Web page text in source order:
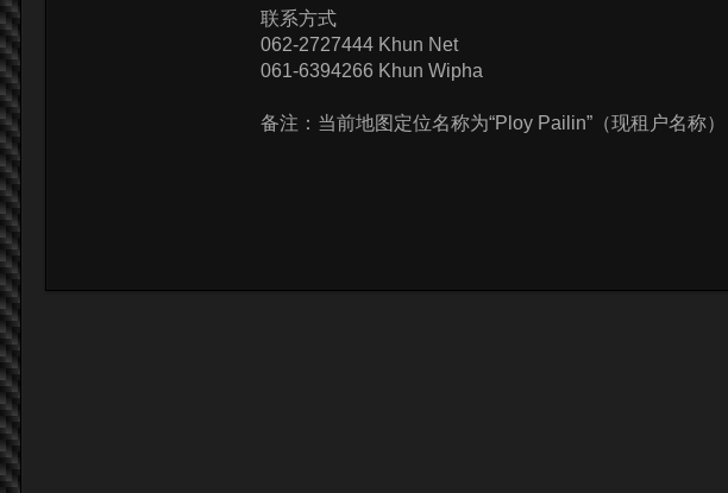
联系方式
062-2727444 Khun Net
061-6394266 Khun Wipha
备注：当前地图定位名称为“Ploy Pailin”（现租户名称）